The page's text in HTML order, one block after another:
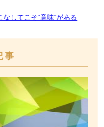
してこそ“意味”がある
事